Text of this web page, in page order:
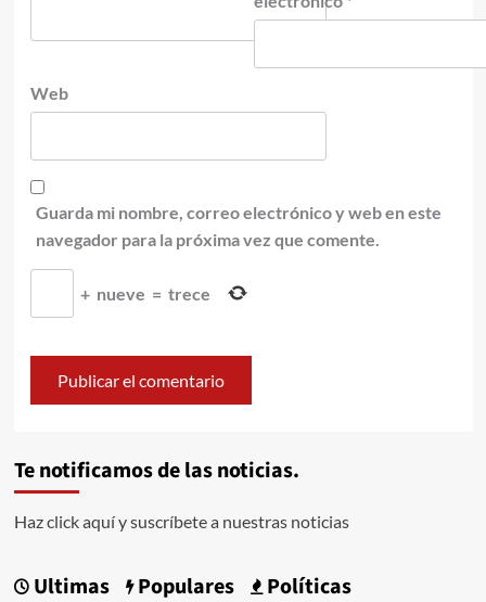
Web
Guarda mi nombre, correo electrónico y web en este
navegador para la próxima vez que comente.
+ nueve = trece
Te notificamos de las noticias.
Haz click aquí y suscríbete a nuestras noticias
Ultimas Populares Políticas